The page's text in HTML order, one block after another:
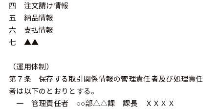
四 注文請け情報
五 納品情報
六 支払情報
七 ▲▲
（運用体制）
第７条 保存する取引関係情報の管理責任者及び処理責任
者は以下のとおりとする。
一 管理責任者 ○○部△△課 課長 ＸＸＸＸ